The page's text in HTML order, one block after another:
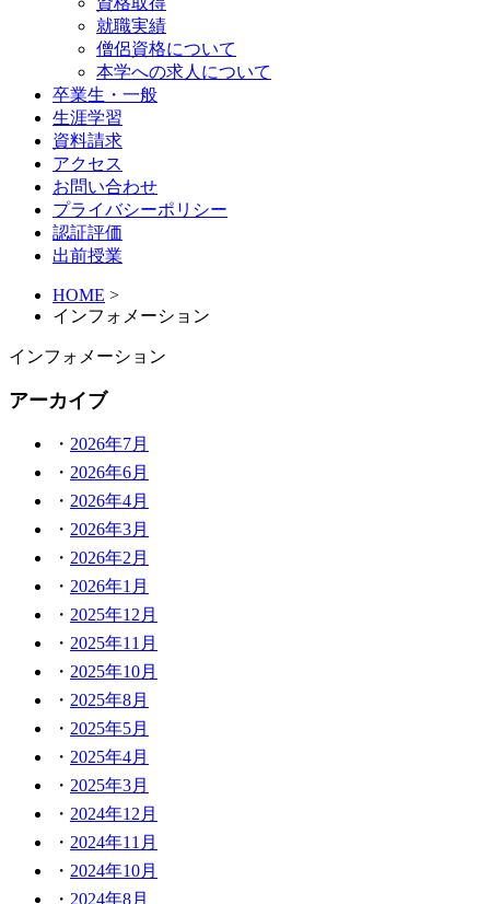
就職実績
僧侶資格について
本学への求人について
卒業生・一般
生涯学習
資料請求
アクセス
お問い合わせ
プライバシーポリシー
認証評価
出前授業
HOME >
インフォメーション
インフォメーション
アーカイブ
2026年7月
2026年6月
2026年4月
2026年3月
2026年2月
2026年1月
2025年12月
2025年11月
2025年10月
2025年8月
2025年5月
2025年4月
2025年3月
2024年12月
2024年11月
2024年10月
2024年8月